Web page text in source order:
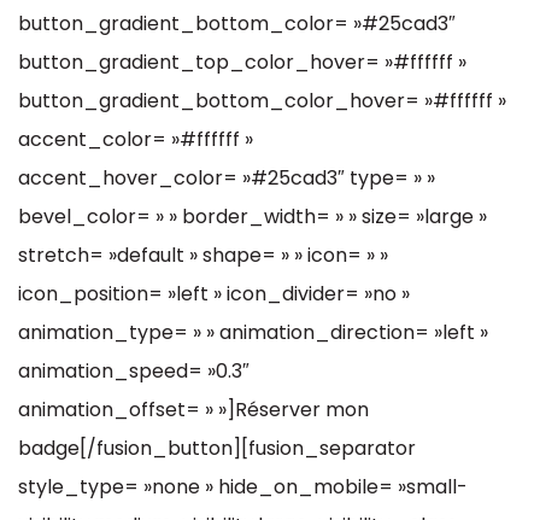
button_gradient_bottom_color= »#25cad3″
button_gradient_top_color_hover= »#ffffff »
button_gradient_bottom_color_hover= »#ffffff »
accent_color= »#ffffff »
accent_hover_color= »#25cad3″ type= » »
bevel_color= » » border_width= » » size= »large »
stretch= »default » shape= » » icon= » »
icon_position= »left » icon_divider= »no »
animation_type= » » animation_direction= »left »
animation_speed= »0.3″
animation_offset= » »]Réserver mon
badge[/fusion_button][fusion_separator
style_type= »none » hide_on_mobile= »small-